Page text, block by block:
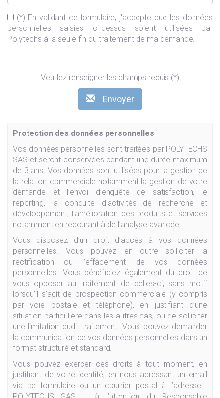
(*) En validant ce formulaire, j'accepte que les données
personnelles saisies ci-dessus soient utilisées par
Polytechs à la seule fin du traitement de ma demande.
Veuillez renseigner les champs requis (*)
Envoyer
Protection des données personnelles
Vos données personnelles sont traitées par POLYTECHS
SAS et seront conservées pendant une durée maximum
de 3 ans. Vos données sont utilisées pour la gestion de
la relation commerciale notamment la gestion de votre
demande et l’envoi d’enquête de satisfaction, le
reporting, la conduite d'activités de recherche et
développement, l’amélioration des produits et services
notamment en recourant à de l’analyse avancée.
Vous disposez d’un droit d’accès à vos données
personnelles. Vous pouvez en outre solliciter la
rectification ou l’effacement de vos données
personnelles. Vous bénéficiez également du droit de
vous opposer au traitement de celles-ci, sans motif
lorsqu’il s’agit de prospection commerciale (y compris
par voie postale et téléphone), en justifiant d’une
situation particulière dans les autres cas, ou de solliciter
une limitation dudit traitement. Vous pouvez demander
la communication de vos données personnelles dans un
format structuré et standard.
Vous pouvez exercer ces droits à tout moment, en
justifiant de votre identité, en nous adressant un email
via ce formulaire ou un courrier postal à l’adresse :